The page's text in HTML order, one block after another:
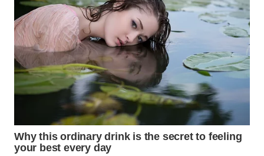
WN
LABUHANBATU
WN
TAPANULI
TENGAH
WN